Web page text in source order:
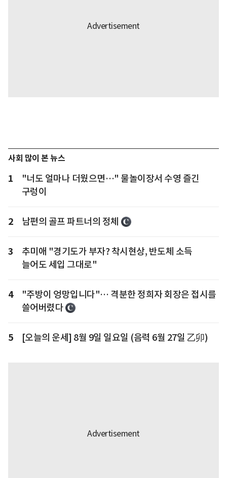
사회 많이 본 뉴스
1
"너도 얼마나 더웠으면…" 물놀이장서 수영 즐긴
구렁이
2 남편의 골프 파트너의 정체
3
추미애 "경기도가 부자? 착시현상, 반도체 소득
늘어도 세입 그대로"
4
"주방이 엉망입니다"… 격분한 정희자 회장은 접시를
쓸어버렸다
5 [오늘의 운세] 8월 9일 일요일 (음력 6월 27일 乙卯)